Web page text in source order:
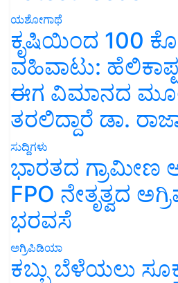
ಯಶೋಗಾಥೆ
ಕೃಷಿಯಿಂದ 100
ವಹಿವಾಟು:
ಈಗ ವಿಮಾನದ
ತರಲಿದ್ದಾರೆ ಡಾ.
ಸುದ್ದಿಗಳು
ಭಾರತದ ಗ್ರಾಮೀಣ
FPO ನೇತೃತ್ವದ
ಭರವಸೆ
ಅಗ್ರಿಪಿಡಿಯಾ
ಕಬ್ಬು ಬೆಳೆಯಲು